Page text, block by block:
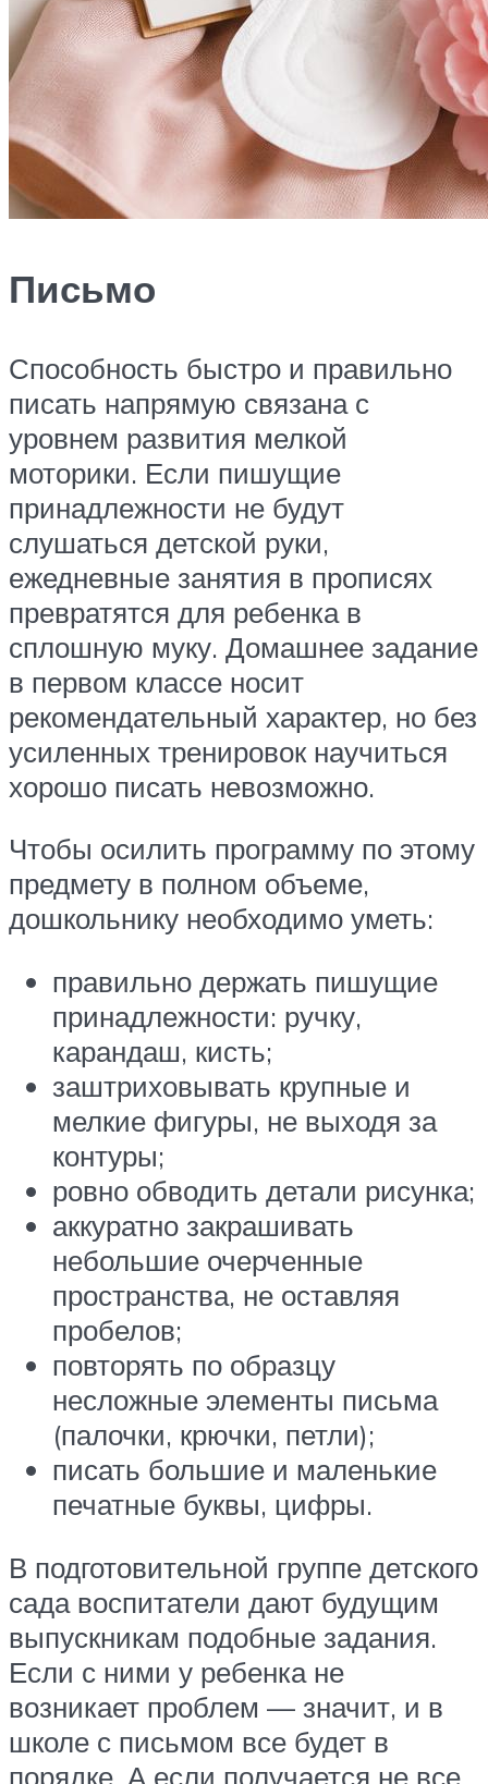
Письмо
Способность быстро и правильно
писать напрямую связана с
уровнем развития мелкой
моторики. Если пишущие
принадлежности не будут
слушаться детской руки,
ежедневные занятия в прописях
превратятся для ребенка в
сплошную муку. Домашнее задание
в первом классе носит
рекомендательный характер, но без
усиленных тренировок научиться
хорошо писать невозможно.
Чтобы осилить программу по этому
предмету в полном объеме,
дошкольнику необходимо уметь:
правильно держать пишущие
принадлежности: ручку,
карандаш, кисть;
заштриховывать крупные и
мелкие фигуры, не выходя за
контуры;
ровно обводить детали рисунка;
аккуратно закрашивать
небольшие очерченные
пространства, не оставляя
пробелов;
повторять по образцу
несложные элементы письма
(палочки, крючки, петли);
писать большие и маленькие
печатные буквы, цифры.
В подготовительной группе детского
сада воспитатели дают будущим
выпускникам подобные задания.
Если с ними у ребенка не
возникает проблем — значит, и в
школе с письмом все будет в
порядке. А если получается не все,